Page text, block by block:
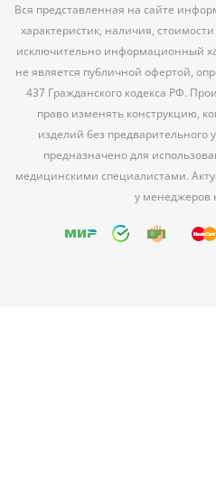
Вся представленная на сайте
характеристик, наличия,
исключительно информационный
не является публичной офертой,
437 Гражданского кодекса РФ.
право изменять конструкцию,
изделий без
предназначено для
медицинскими специалистами.
у менеджеров